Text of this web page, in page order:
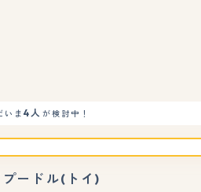
いま4人 が検討中！
プードル(トイ)